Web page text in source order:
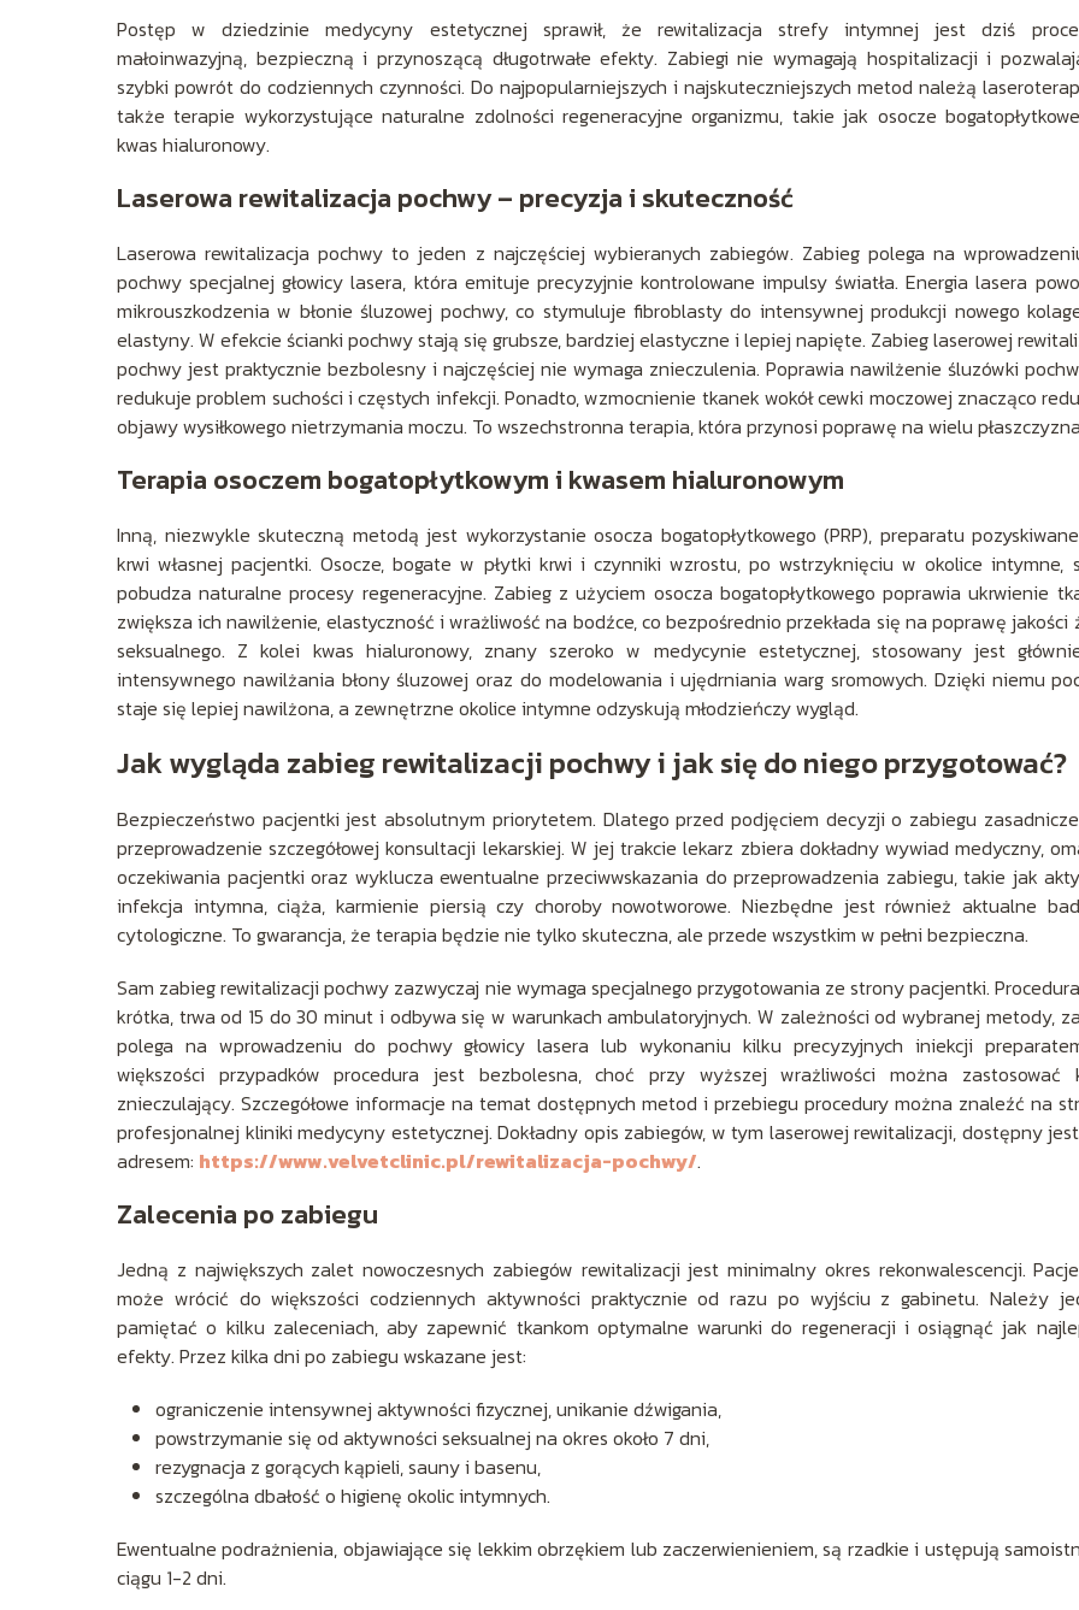
Postęp w dziedzinie medycyny estetycznej sprawił, że rewitalizacja strefy intymnej jest dziś
małoinwazyjną, bezpieczną i przynoszącą długotrwałe efekty. Zabiegi nie wymagają hospitalizacji i
szybki powrót do codziennych czynności. Do najpopularniejszych i najskuteczniejszych metod należą
także terapie wykorzystujące naturalne zdolności regeneracyjne organizmu, takie jak osocze
kwas hialuronowy.
Laserowa rewitalizacja pochwy – precyzja i skuteczność
Laserowa rewitalizacja pochwy to jeden z najczęściej wybieranych zabiegów. Zabieg polega na
pochwy specjalnej głowicy lasera, która emituje precyzyjnie kontrolowane impulsy światła. Energia lasera
mikrouszkodzenia w błonie śluzowej pochwy, co stymuluje fibroblasty do intensywnej produkcji nowego
elastyny. W efekcie ścianki pochwy stają się grubsze, bardziej elastyczne i lepiej napięte. Zabieg laserowej
pochwy jest praktycznie bezbolesny i najczęściej nie wymaga znieczulenia. Poprawia nawilżenie śluzówki
redukuje problem suchości i częstych infekcji. Ponadto, wzmocnienie tkanek wokół cewki moczowej znacząco
objawy wysiłkowego nietrzymania moczu. To wszechstronna terapia, która przynosi poprawę na wielu
Terapia osoczem bogatopłytkowym i kwasem hialuronowym
Inną, niezwykle skuteczną metodą jest wykorzystanie osocza bogatopłytkowego (PRP), preparatu
krwi własnej pacjentki. Osocze, bogate w płytki krwi i czynniki wzrostu, po wstrzyknięciu w okolice intymne,
pobudza naturalne procesy regeneracyjne. Zabieg z użyciem osocza bogatopłytkowego poprawia ukrwienie
zwiększa ich nawilżenie, elastyczność i wrażliwość na bodźce, co bezpośrednio przekłada się na poprawę jakości
seksualnego. Z kolei kwas hialuronowy, znany szeroko w medycynie estetycznej, stosowany jest
intensywnego nawilżania błony śluzowej oraz do modelowania i ujędrniania warg sromowych. Dzięki niemu
staje się lepiej nawilżona, a zewnętrzne okolice intymne odzyskują młodzieńczy wygląd.
Jak wygląda zabieg rewitalizacji pochwy i jak się do niego przygotować?
Bezpieczeństwo pacjentki jest absolutnym priorytetem. Dlatego przed podjęciem decyzji o zabiegu
przeprowadzenie szczegółowej konsultacji lekarskiej. W jej trakcie lekarz zbiera dokładny wywiad medyczny,
oczekiwania pacjentki oraz wyklucza ewentualne przeciwwskazania do przeprowadzenia zabiegu, takie jak
infekcja intymna, ciąża, karmienie piersią czy choroby nowotworowe. Niezbędne jest również aktualne
cytologiczne. To gwarancja, że terapia będzie nie tylko skuteczna, ale przede wszystkim w pełni bezpieczna.
Sam zabieg rewitalizacji pochwy zazwyczaj nie wymaga specjalnego przygotowania ze strony pacjentki.
krótka, trwa od 15 do 30 minut i odbywa się w warunkach ambulatoryjnych. W zależności od wybranej metody,
polega na wprowadzeniu do pochwy głowicy lasera lub wykonaniu kilku precyzyjnych iniekcji
większości przypadków procedura jest bezbolesna, choć przy wyższej wrażliwości można zastosować
znieczulający. Szczegółowe informacje na temat dostępnych metod i przebiegu procedury można znaleźć na
profesjonalnej kliniki medycyny estetycznej. Dokładny opis zabiegów, w tym laserowej rewitalizacji, dostępny
adresem: https://www.velvetclinic.pl/rewitalizacja-pochwy/.
Zalecenia po zabiegu
Jedną z największych zalet nowoczesnych zabiegów rewitalizacji jest minimalny okres rekonwalescencji.
może wrócić do większości codziennych aktywności praktycznie od razu po wyjściu z gabinetu. Należy
pamiętać o kilku zaleceniach, aby zapewnić tkankom optymalne warunki do regeneracji i osiągnąć jak
efekty. Przez kilka dni po zabiegu wskazane jest:
ograniczenie intensywnej aktywności fizycznej, unikanie dźwigania,
powstrzymanie się od aktywności seksualnej na okres około 7 dni,
rezygnacja z gorących kąpieli, sauny i basenu,
szczególna dbałość o higienę okolic intymnych.
Ewentualne podrażnienia, objawiające się lekkim obrzękiem lub zaczerwienieniem, są rzadkie i ustępują
ciągu 1-2 dni.